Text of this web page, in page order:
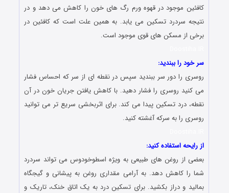
کافئین موجود در قهوه ورم رگ های خون را کاهش می دهد و در
نتیجه سردرد تسکین می یابد. به همین علت است که کافئین در
برخی از مسکن های قوی موجود است.
سر خود را ببندید:
روسری را دور سر ببندید سپس در نقطه ای از سر که احساس فشار
می کنید روسری را فشار دهید. با کاهش یافتن جریان خون در آن
نقطه، درد تسکین پیدا می کند. برای اثربخشی سریع تر می توانید
روسری را به سرکه آغشته کنید.
از رایحه استفاده کنید:
بعضی از روغن های طبیعی به ویژه اسطوخودوس می تواند سردرد
شما را کاهش دهد. به آرامی مقداری روغن به پیشانی و گیجگاه
بمالید و دراز بکشید. برای تسکین درد به یک اتاق خنک، تاریک و